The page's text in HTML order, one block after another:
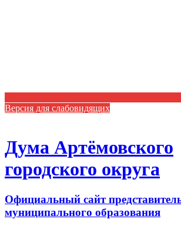
Версия для слабовидящих
Дума Артёмовского
городского округа
Официальный сайт
муниципального образования